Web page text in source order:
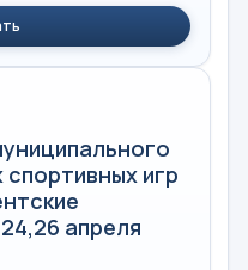
игр
апреля